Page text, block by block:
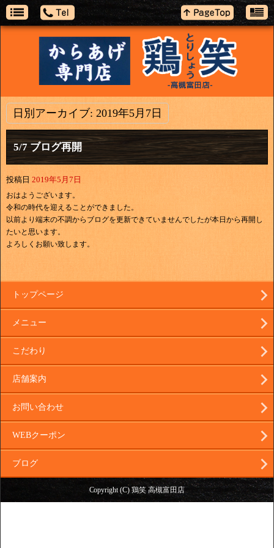
日別アーカイブ: 2019年5月7日
5/7 ブログ再開
投稿日 2019年5月7日
おはようございます。
令和の時代を迎えることができました。
以前より端末の不調からブログを更新できていませんでしたが本日から再開し
たいと思います。
よろしくお願い致します。
トップページ
メニュー
こだわり
店舗案内
お問い合わせ
WEBクーポン
ブログ
Copyright (C) 鶏笑 高槻富田店